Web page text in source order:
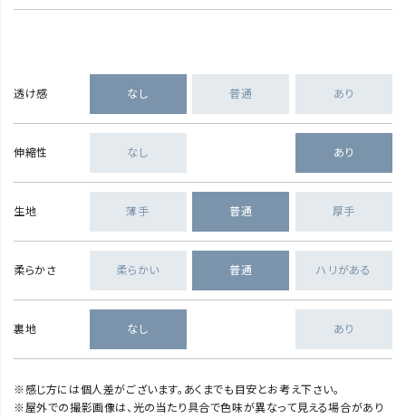
透け感 なし 普通 あり
伸縮性 なし あり
生地 薄手 普通 厚手
柔らかさ 柔らかい 普通 ハリがある
裏地 なし あり
※感じ方には個人差がございます。あくまでも目安とお考え下さい。
※屋外での撮影画像は、光の当たり具合で色味が異なって見える場合があり